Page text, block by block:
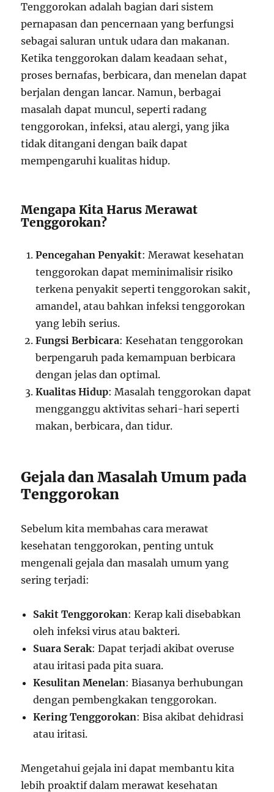
Tenggorokan adalah bagian dari sistem
pernapasan dan pencernaan yang berfungsi
sebagai saluran untuk udara dan makanan.
Ketika tenggorokan dalam keadaan sehat,
proses bernafas, berbicara, dan menelan dapat
berjalan dengan lancar. Namun, berbagai
masalah dapat muncul, seperti radang
tenggorokan, infeksi, atau alergi, yang jika
tidak ditangani dengan baik dapat
mempengaruhi kualitas hidup.
Mengapa Kita Harus Merawat
Tenggorokan?
Pencegahan Penyakit: Merawat kesehatan
tenggorokan dapat meminimalisir risiko
terkena penyakit seperti tenggorokan sakit,
amandel, atau bahkan infeksi tenggorokan
yang lebih serius.
Fungsi Berbicara: Kesehatan tenggorokan
berpengaruh pada kemampuan berbicara
dengan jelas dan optimal.
Kualitas Hidup: Masalah tenggorokan dapat
mengganggu aktivitas sehari-hari seperti
makan, berbicara, dan tidur.
Gejala dan Masalah Umum pada
Tenggorokan
Sebelum kita membahas cara merawat
kesehatan tenggorokan, penting untuk
mengenali gejala dan masalah umum yang
sering terjadi:
Sakit Tenggorokan: Kerap kali disebabkan
oleh infeksi virus atau bakteri.
Suara Serak: Dapat terjadi akibat overuse
atau iritasi pada pita suara.
Kesulitan Menelan: Biasanya berhubungan
dengan pembengkakan tenggorokan.
Kering Tenggorokan: Bisa akibat dehidrasi
atau iritasi.
Mengetahui gejala ini dapat membantu kita
lebih proaktif dalam merawat kesehatan